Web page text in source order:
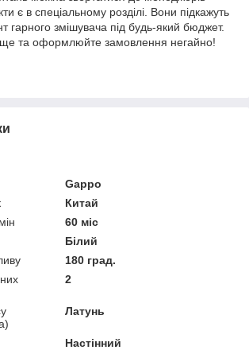
є в спеціальному розділі. Вони підкажуть
гарного змішувача під будь-який бюджет.
та оформлюйте замовлення негайно!
Gappo
Китай
60 міс
Білий
180 град.
2
Латунь
Настінний